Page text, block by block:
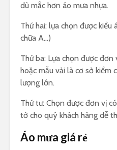
dù mắc hơn áo mưa nhựa.
Thứ hai: lựa chọn được kiểu
chữa A…)
Thứ ba: Lựa chọn được
hoặc mẫu vải là cơ sở kiểm
lượng lớn.
Thứ tư: Chọn được đơn vị
tờ cho quý khách hàng dễ
Áo mưa giá rẻ